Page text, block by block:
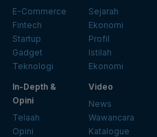
E-Commerce
Fintech
Startup
Gadget
Teknologi
Sejarah
Ekonomi
Profil
Istilah
Ekonomi
In-Depth &
Opini
Telaah
Opini
Video
News
Wawancara
Katalogue